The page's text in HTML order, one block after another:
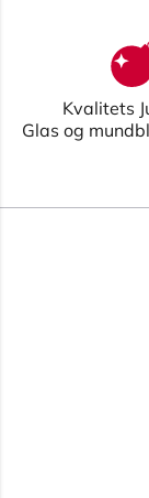
Kvalitets
Glas og